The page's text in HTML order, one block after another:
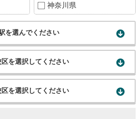
神奈川県
を選んでください
を選択してください
を選択してください